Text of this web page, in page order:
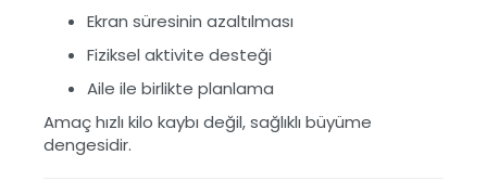
Ekran süresinin azaltılması
Fiziksel aktivite desteği
Aile ile birlikte planlama
Amaç hızlı kilo kaybı değil, sağlıklı büyüme
dengesidir.